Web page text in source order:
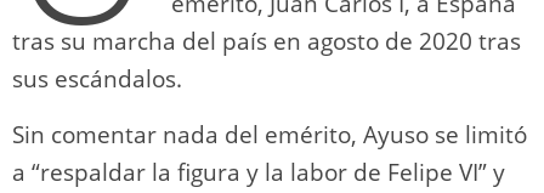
tras su marcha del país en agosto de 2020 tras
sus escándalos.
Sin comentar nada del emérito, Ayuso se limitó
a “respaldar la figura y la labor de Felipe VI” y